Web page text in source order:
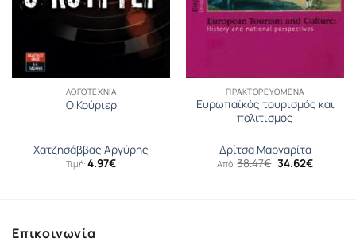
ΛΟΓΟΤΕΧΝΊΑ
Ο Κούριερ
Χατζησάββας Αργύρης
Τιμή: 4.97€
ΠΡΑΚΤΟΡΕΥΟΜΕΝΑ
Ευρωπαϊκός τουρισμός και
πολιτισμός
Δρίτσα Μαργαρίτα
Από:38.47€ Original
price
34.62€Η
Επικοινωνία